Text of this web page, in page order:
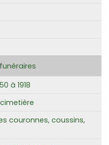
à 1918
couronnes, coussins,